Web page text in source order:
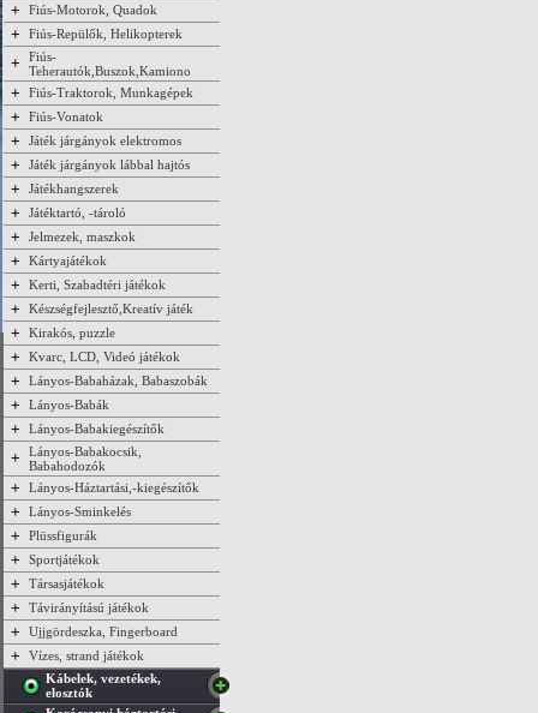
+ Fiús-Motorok, Quadok
+ Fiús-Repülők, Helikopterek
+
Fiús-
Teherautók,Buszok,Kamiono
+ Fiús-Traktorok, Munkagépek
+ Fiús-Vonatok
+ Játék járgányok elektromos
+ Játék járgányok lábbal hajtós
+ Játékhangszerek
+ Játéktartó, -tároló
+ Jelmezek, maszkok
+ Kártyajátékok
+ Kerti, Szabadtéri játékok
+ Készségfejlesztő,Kreatív játék
+ Kirakós, puzzle
+ Kvarc, LCD, Videó játékok
+ Lányos-Babaházak, Babaszobák
+ Lányos-Babák
+ Lányos-Babakiegészítők
+
Lányos-Babakocsik,
Babahodozók
+ Lányos-Háztartási,-kiegészítők
+ Lányos-Sminkelés
+ Plüssfigurák
+ Sportjátékok
+ Társasjátékok
+ Távirányítású játékok
+ Ujjgördeszka, Fingerboard
+
Vízes, strand játékok
Kábelek, vezetékek,
elosztók